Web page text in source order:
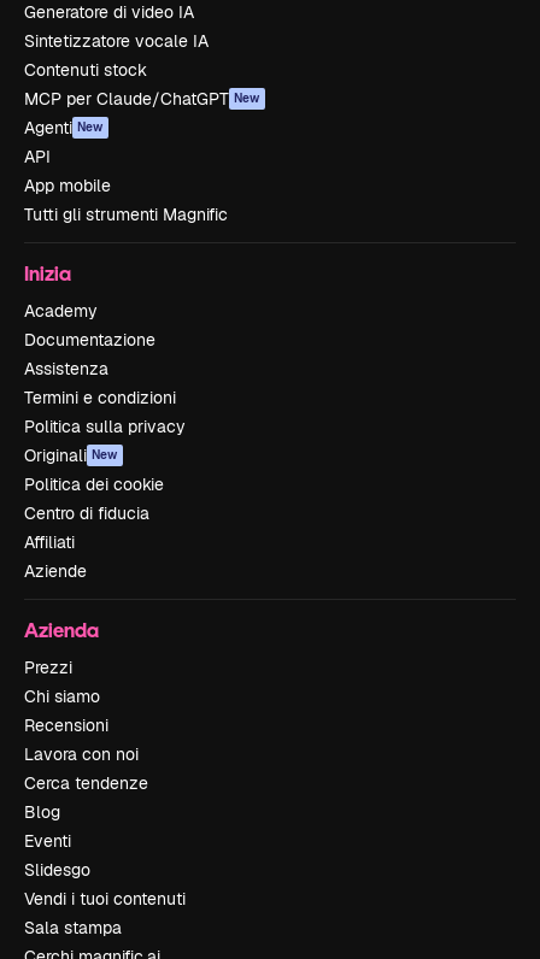
Generatore di video IA
Sintetizzatore vocale IA
Contenuti stock
MCP per Claude/ChatGPT New
Agenti New
API
App mobile
Tutti gli strumenti Magnific
Inizia
Academy
Documentazione
Assistenza
Termini e condizioni
Politica sulla privacy
Originali New
Politica dei cookie
Centro di fiducia
Affiliati
Aziende
Azienda
Prezzi
Chi siamo
Recensioni
Lavora con noi
Cerca tendenze
Blog
Eventi
Slidesgo
Vendi i tuoi contenuti
Sala stampa